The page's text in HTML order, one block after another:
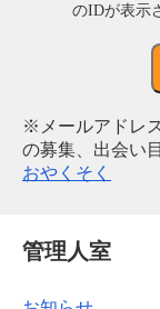
のIDが表示
※メールアドレ
の募集、出会い
おやくそく
管理人室